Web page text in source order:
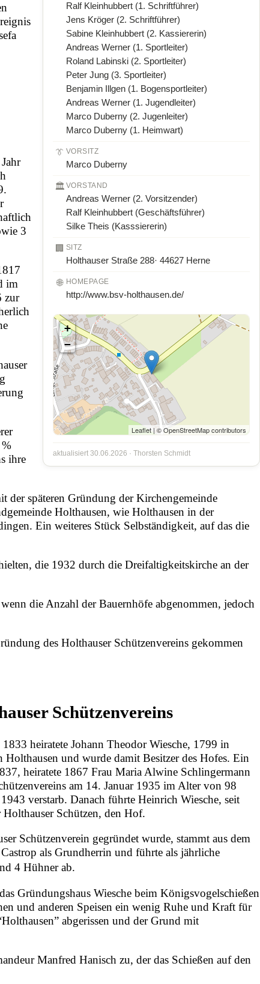
Ralf Kleinhubbert (1. Schriftführer)
Jens Kröger (2. Schriftführer)
Sabine Kleinhubbert (2. Kassiererin)
Andreas Werner (1. Sportleiter)
Roland Labinski (2. Sportleiter)
Peter Jung (3. Sportleiter)
Benjamin Illgen (1. Bogensportleiter)
Andreas Werner (1. Jugendleiter)
Marco Duberny (2. Jugenleiter)
Marco Duberny (1. Heimwart)
👔 VORSITZ
Marco Duberny
🏛️ VORSTAND
Andreas Werner (2. Vorsitzender)
Ralf Kleinhubbert (Geschäftsführer)
Silke Theis (Kasssiererin)
🏢 SITZ
Holthauser Straße 288· 44627 Herne
🌐 HOMEPAGE
http://www.bsv-holthausen.de/
+
−
Leaflet | ©OpenStreetMapcontributors
aktualisiert 30.06.2026 · Thorsten Schmidt
3
im
zur
ihre
der späteren Gründung der Kirchengemeinde
Holthausen, wie Holthausen in der
Ein weiteres Stück Selbständigkeit, auf das die
die 1932 durch die Dreifaltigkeitskirche an der
die Anzahl der Bauernhöfe abgenommen, jedoch
des Holthauser Schützenvereins gekommen
Schützenvereins
1833 heiratete Johann Theodor Wiesche, 1799 in
und wurde damit Besitzer des Hofes. Ein
, heiratete 1867 Frau Maria Alwine Schlingermann
am 14. Januar 1935 im Alter von 98
1943 verstarb. Danach führte Heinrich Wiesche, seit
Schützen, den Hof.
Schützenverein gegründet wurde, stammt aus dem
als Grundherrin und führte als jährliche
4 Hühner ab.
Gründungshaus Wiesche beim Königsvogelschießen
und anderen Speisen ein wenig Ruhe und Kraft für
abgerissen und der Grund mit
Manfred Hanisch zu, der das Schießen auf den